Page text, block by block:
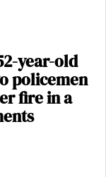
year-old
policemen
fire in a